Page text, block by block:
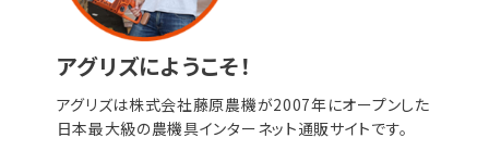
アグリズにようこそ！
アグリズは株式会社藤原農機が2007年にオープンした
日本最大級の農機具インターネット通販サイトです。